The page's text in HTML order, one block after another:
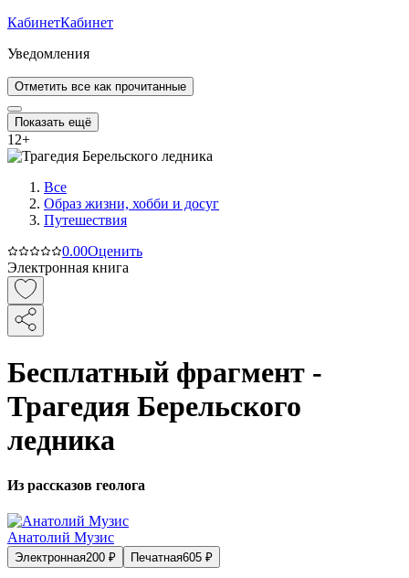
КабинетКабинет
Уведомления
Отметить все как прочитанные
Показать ещё
12+
Все
Образ жизни, хобби и досуг
Путешествия
0.00Оценить
Электронная книга
Бесплатный фрагмент -
Трагедия Берельского
ледника
Из рассказов геолога
Анатолий Музис
Электронная200 ₽ Печатная605 ₽